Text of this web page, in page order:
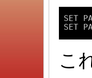
SET
SET
こ